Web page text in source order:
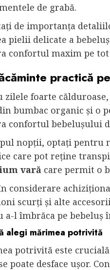
de grabă.
de importanța
pielii delicate a
confortul maxim pe
practică
zilele foarte
bumbac organic și o
confortul bebelușului
nopții, optați pentru
care pot reține
vară care permit o
considerare
scurți și alte
a-l îmbrăca pe bebeluș
alegi mărimea potrivită
potrivită este
poate desface ușor.